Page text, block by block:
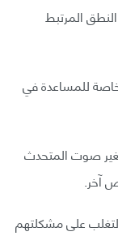
المرتبط
خاصة للمساعدة في
صوت المتحدث
آخر.
على مشكلتهم